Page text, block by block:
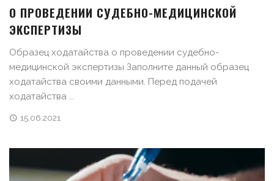
О ПРОВЕДЕНИИ СУДЕБНО-МЕДИЦИНСКОЙ
ЭКСПЕРТИЗЫ
Образец ходатайства о проведении судебно-
медицинской экспертизы Заполните данный образец
ходатайства своими данными. Перед подачей
ходатайства ...
15.06.2021